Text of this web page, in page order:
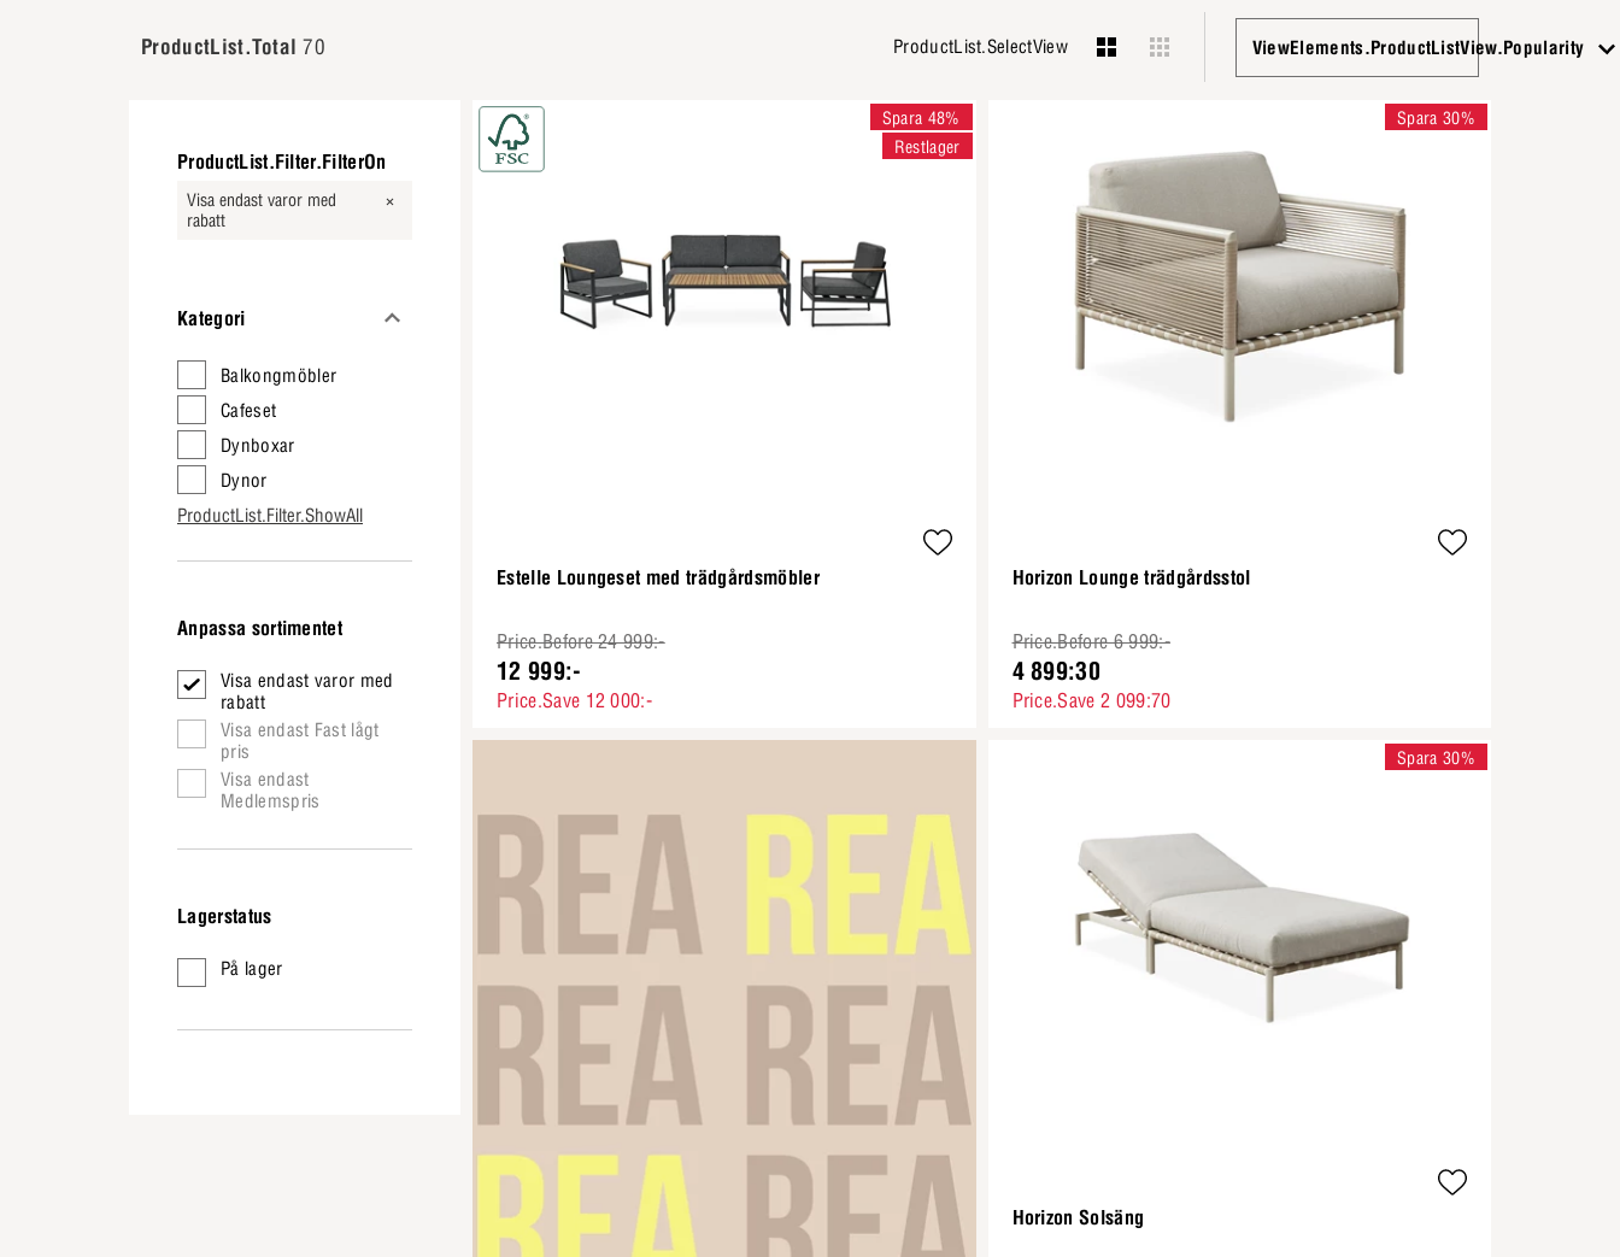
ProductList.Total 70 ProductList.SelectView ViewElements.ProductListView.Popularity
ProductList.Filter.FilterOn
Visa endast varor med
rabatt
Kategori
Balkongmöbler
Cafeset
Dynboxar
Dynor
ProductList.Filter.ShowAll
Anpassa sortimentet
Visa endast varor med
rabatt
Visa endast Fast lågt
pris
Visa endast
Medlemspris
Lagerstatus
På lager
Estelle Loungeset med trädgårdsmöbler
Price.Before 24 999:-
12 999:-
Price.Save 12 000:-
Spara 48%
Restlager
Horizon Lounge trädgårdsstol
Price.Before 6 999:-
4 899:30
Price.Save 2 099:70
Spara 30%
Horizon Solsäng
Spara 30%